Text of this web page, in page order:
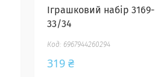
Іграшковий набір 3169-
33/34
6967944260294
319 ₴